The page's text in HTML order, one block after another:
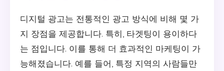
디지털 광고는 전통적인 광고 방식에 비해 몇 가
지 장점을 제공합니다. 특히, 타겟팅이 용이하다
는 점입니다. 이를 통해 더 효과적인 마케팅이 가
능해졌습니다. 예를 들어, 특정 지역의 사람들만